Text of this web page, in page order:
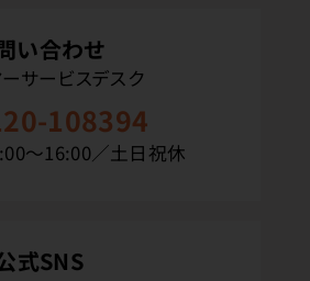
い合わせ
サービスデスク
108394
〜16:00／土日祝休
式SNS